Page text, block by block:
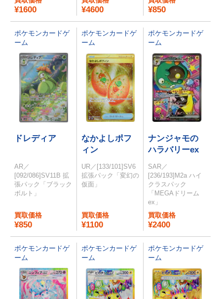
¥1600 ¥4600 ¥850
ポケモンカードゲ
ーム
ドレディア
AR／
[092/086]SV11B 拡
張パック「ブラック
ボルト」
買取価格
¥850
ポケモンカードゲ
ーム
なかよしポフ
ィン
UR／[133/101]SV6
拡張パック「変幻の
仮面」
買取価格
¥1100
ポケモンカードゲ
ーム
ナンジャモの
ハラバリーex
SAR／
[236/193]M2a ハイ
クラスパック
「MEGAドリーム
ex」
買取価格
¥2400
ポケモンカードゲ
ーム
ポケモンカードゲ
ーム
ポケモンカードゲ
ーム